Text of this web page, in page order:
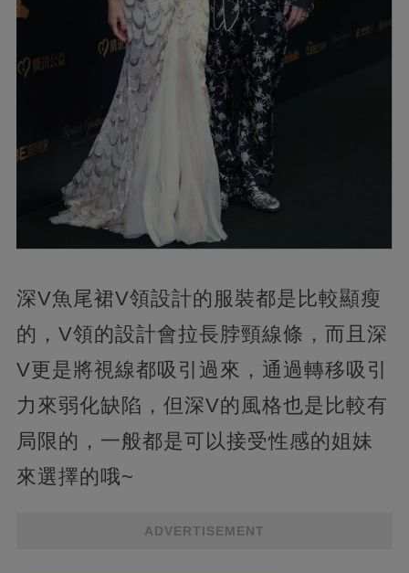
深V魚尾裙V領設計的服裝都是比較顯瘦
的，V領的設計會拉長脖頸線條，而且深
V更是將視線都吸引過來，通過轉移吸引
力來弱化缺陷，但深V的風格也是比較有
局限的，一般都是可以接受性感的姐妹
來選擇的哦~
ADVERTISEMENT